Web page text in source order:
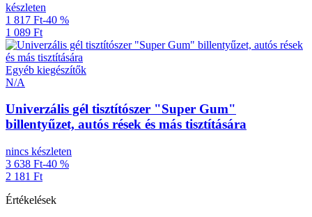
készleten
1 817 Ft-40 %
1 089 Ft
Egyéb kiegészítők
N/A
Univerzális gél tisztítószer "Super Gum"
billentyűzet, autós rések és más tisztítására
nincs készleten
3 638 Ft-40 %
2 181 Ft
Értékelések